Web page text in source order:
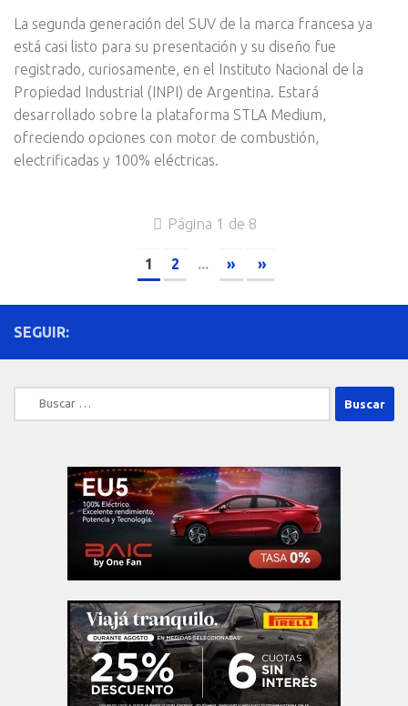
La segunda generación del SUV de la marca francesa ya
está casi listo para su presentación y su diseño fue
registrado, curiosamente, en el Instituto Nacional de la
Propiedad Industrial (INPI) de Argentina. Estará
desarrollado sobre la plataforma STLA Medium,
ofreciendo opciones con motor de combustión,
electrificadas y 100% eléctricas.
Página 1 de 8
1 2 ... » »
SEGUIR:
Buscar: